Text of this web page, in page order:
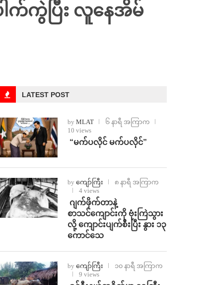
ါက်ကွဲပြီး လူနေအိမ်
LATEST POST
by MLAT
၆ နာရီ အကြာက
10 views
⁨ ⁨“မက်ပလိုင် မက်ပလိုင်”
by ကျော်ကြီး
၈ နာရီ အကြာက
4 views
⁨⁩ ⁨ဂျက်ဖိုက်တာနဲ့
စာသင်ကျောင်းကို ဗုံးကြဲသွား
လို့ ကျောင်းပျက်စီးပြီး နွား ၁၃
ကောင်သေ
by ကျော်ကြီး
၁၀ နာရီ အကြာက
9 views